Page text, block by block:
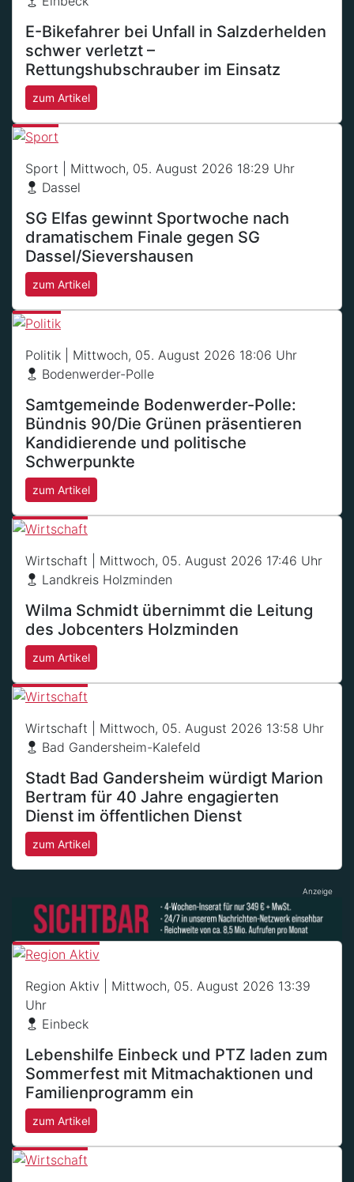
E-Bikefahrer bei Unfall in Salzderhelden
schwer verletzt –
Rettungshubschrauber im Einsatz
zum Artikel
Sport
| Mittwoch, 05. August 2026 18:29 Uhr
Dassel
SG Elfas gewinnt Sportwoche nach
dramatischem Finale gegen SG
Dassel/Sievershausen
zum Artikel
Politik
| Mittwoch, 05. August 2026 18:06 Uhr
Bodenwerder-Polle
Samtgemeinde Bodenwerder-Polle:
Bündnis 90/Die Grünen präsentieren
Kandidierende und politische
Schwerpunkte
zum Artikel
Wirtschaft
| Mittwoch, 05. August 2026 17:46 Uhr
Landkreis Holzminden
Wilma Schmidt übernimmt die Leitung
des Jobcenters Holzminden
zum Artikel
Wirtschaft
| Mittwoch, 05. August 2026 13:58 Uhr
Bad Gandersheim-Kalefeld
Stadt Bad Gandersheim würdigt Marion
Bertram für 40 Jahre engagierten
Dienst im öffentlichen Dienst
zum Artikel
Anzeige
Region Aktiv
| Mittwoch, 05. August 2026 13:39
Uhr
Einbeck
Lebenshilfe Einbeck und PTZ laden zum
Sommerfest mit Mitmachaktionen und
Familienprogramm ein
zum Artikel